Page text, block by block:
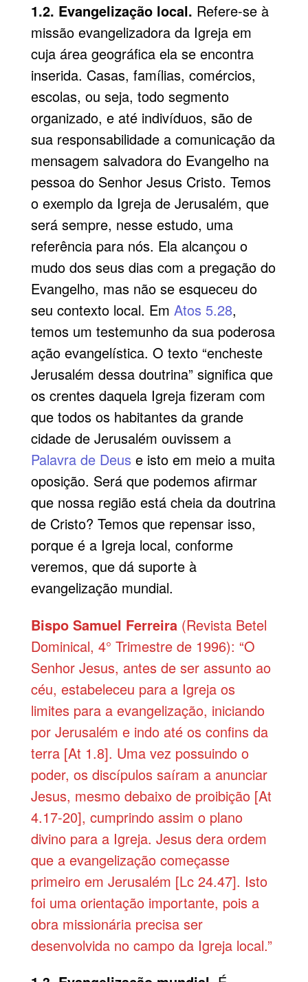
1.2. Evangelização local. Refere-se à
missão evangelizadora da Igreja em
cuja área geográfica ela se encontra
inserida. Casas, famílias, comércios,
escolas, ou seja, todo segmento
organizado, e até indivíduos, são de
sua responsabilidade a comunicação da
mensagem salvadora do Evangelho na
pessoa do Senhor Jesus Cristo. Temos
o exemplo da Igreja de Jerusalém, que
será sempre, nesse estudo, uma
referência para nós. Ela alcançou o
mudo dos seus dias com a pregação do
Evangelho, mas não se esqueceu do
seu contexto local. Em Atos 5.28,
temos um testemunho da sua poderosa
ação evangelística. O texto “encheste
Jerusalém dessa doutrina” significa que
os crentes daquela Igreja fizeram com
que todos os habitantes da grande
cidade de Jerusalém ouvissem a
Palavra de Deus e isto em meio a muita
oposição. Será que podemos afirmar
que nossa região está cheia da doutrina
de Cristo? Temos que repensar isso,
porque é a Igreja local, conforme
veremos, que dá suporte à
evangelização mundial.
Bispo Samuel Ferreira (Revista Betel
Dominical, 4° Trimestre de 1996): “O
Senhor Jesus, antes de ser assunto ao
céu, estabeleceu para a Igreja os
limites para a evangelização, iniciando
por Jerusalém e indo até os confins da
terra [At 1.8]. Uma vez possuindo o
poder, os discípulos saíram a anunciar
Jesus, mesmo debaixo de proibição [At
4.17-20], cumprindo assim o plano
divino para a Igreja. Jesus dera ordem
que a evangelização começasse
primeiro em Jerusalém [Lc 24.47]. Isto
foi uma orientação importante, pois a
obra missionária precisa ser
desenvolvida no campo da Igreja local.”